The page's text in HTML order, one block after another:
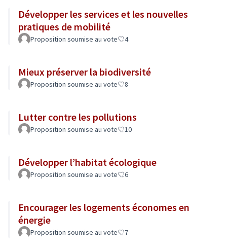
Développer les services et les nouvelles
pratiques de mobilité
Proposition soumise au vote 4
Mieux préserver la biodiversité
Proposition soumise au vote 8
Lutter contre les pollutions
Proposition soumise au vote 10
Développer l’habitat écologique
Proposition soumise au vote 6
Encourager les logements économes en
énergie
Proposition soumise au vote 7